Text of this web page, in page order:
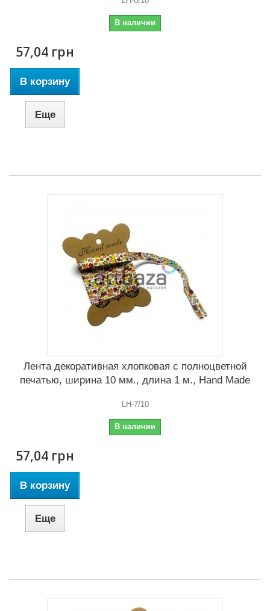
В наличии
57,04 грн
В корзину
Еще
Лента декоративная хлопковая с полноцветной
печатью, ширина 10 мм., длина 1 м., Hand Made
LH-7/10
В наличии
57,04 грн
В корзину
Еще